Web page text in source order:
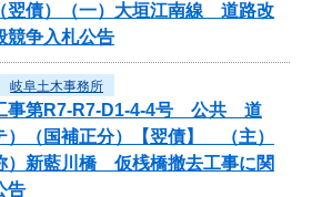
翌債）（一）大垣江南線 道路改
競争入札公告
岐阜土木事務所
事第R7-R7-D1-4-4号 公共 道
）（国補正分）【翌債】 （主）
新藍川橋 仮桟橋撤去工事に関
告